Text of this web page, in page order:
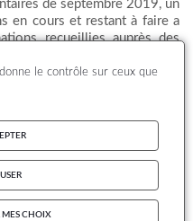
de septembre 2019, un
en cours et restant à faire a
recueillies auprès des
Guyane, Guadeloupe,
ainsi que les ZAR Ile
Arras, Blois, Chartres-Dreux
est également concernée par
végétation car elle ne
ce type de surveillance.
le contrôle sur ceux que
MES CHOIX